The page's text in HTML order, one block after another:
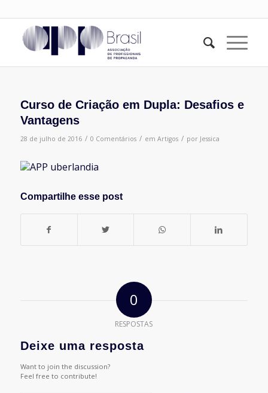
Curso de Criação em Dupla: Desafios e
Vantagens
28 de julho de 2016 / 0 Comentários / em Artigos / por Jessica
Compartilhe esse post
0
RESPOSTAS
Deixe uma resposta
Want to join the discussion?
Feel free to contribute!